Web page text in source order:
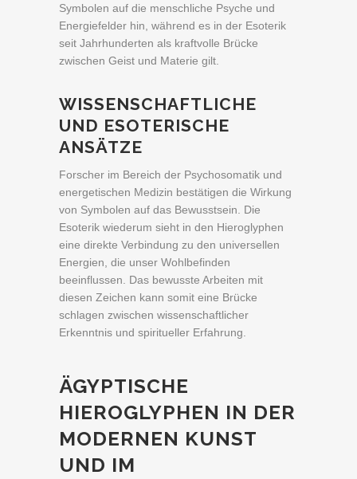
Symbolen auf die menschliche Psyche und
Energiefelder hin, während es in der Esoterik
seit Jahrhunderten als kraftvolle Brücke
zwischen Geist und Materie gilt.
WISSENSCHAFTLICHE
UND ESOTERISCHE
ANSÄTZE
Forscher im Bereich der Psychosomatik und
energetischen Medizin bestätigen die Wirkung
von Symbolen auf das Bewusstsein. Die
Esoterik wiederum sieht in den Hieroglyphen
eine direkte Verbindung zu den universellen
Energien, die unser Wohlbefinden
beeinflussen. Das bewusste Arbeiten mit
diesen Zeichen kann somit eine Brücke
schlagen zwischen wissenschaftlicher
Erkenntnis und spiritueller Erfahrung.
ÄGYPTISCHE
HIEROGLYPHEN IN DER
MODERNEN KUNST
UND IM